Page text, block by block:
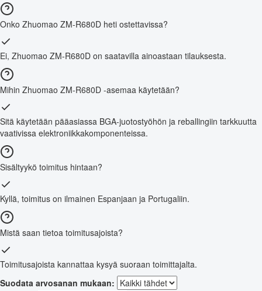
Onko Zhuomao ZM-R680D heti ostettavissa?
Ei, Zhuomao ZM-R680D on saatavilla ainoastaan tilauksesta.
Mihin Zhuomao ZM-R680D -asemaa käytetään?
Sitä käytetään pääasiassa BGA-juotostyöhön ja reballingiin tarkkuutta
vaativissa elektroniikkakomponenteissa.
Sisältyykö toimitus hintaan?
Kyllä, toimitus on ilmainen Espanjaan ja Portugaliin.
Mistä saan tietoa toimitusajoista?
Toimitusajoista kannattaa kysyä suoraan toimittajalta.
Suodata arvosanan mukaan: